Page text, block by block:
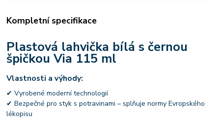
Kompletní specifikace
Plastová lahvička bílá s černou
špičkou Via 115 ml
Vlastnosti a výhody:
✔ Vyrobené moderní technologií
✔ Bezpečné pro styk s potravinami – splňuje normy Evropského
lékopisu